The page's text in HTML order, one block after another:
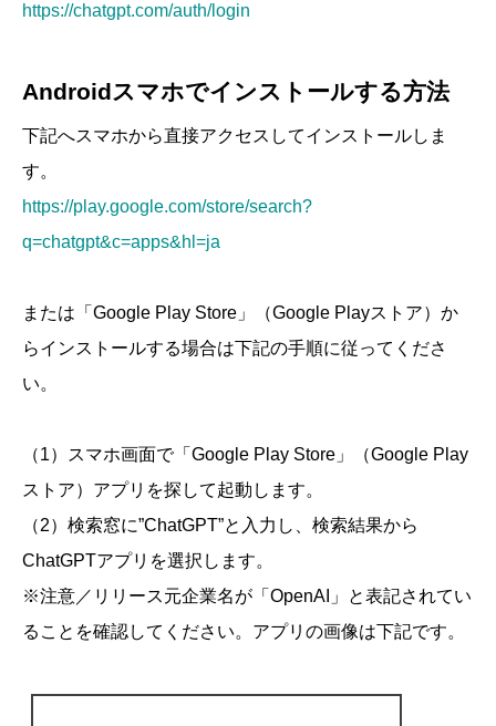
https://chatgpt.com/auth/login
Androidスマホでインストールする方法
下記へスマホから直接アクセスしてインストールしま
す。
https://play.google.com/store/search?
q=chatgpt&c=apps&hl=ja
または「Google Play Store」（Google Playストア）か
らインストールする場合は下記の手順に従ってくださ
い。
（1）スマホ画面で「Google Play Store」（Google Play
ストア）アプリを探して起動します。
（2）検索窓に”ChatGPT”と入力し、検索結果から
ChatGPTアプリを選択します。
※注意／リリース元企業名が「OpenAI」と表記されてい
ることを確認してください。アプリの画像は下記です。